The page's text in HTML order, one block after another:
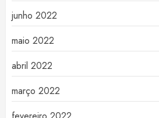
junho 2022
maio 2022
abril 2022
março 2022